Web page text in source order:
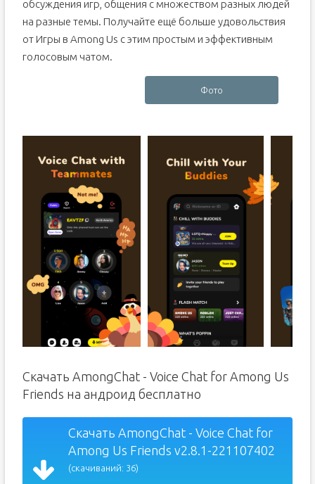
обсуждения игр, общения с множеством разных людей
на разные темы. Получайте ещё больше удовольствия
от Игры в Among Us с этим простым и эффективным
голосовым чатом.
Фото
Скачать AmongChat - Voice Chat for Among Us
Friends на андроид бесплатно
Скачать AmongChat - Voice Chat for
Among Us Friends v2.8.1-221107402
(скачиваний: 36)